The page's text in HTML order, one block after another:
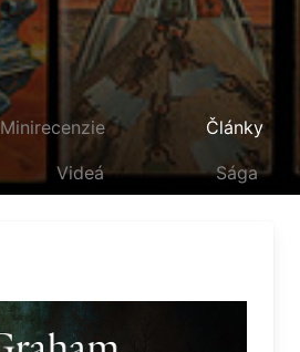
Minirecenzie Články
Videá Sága